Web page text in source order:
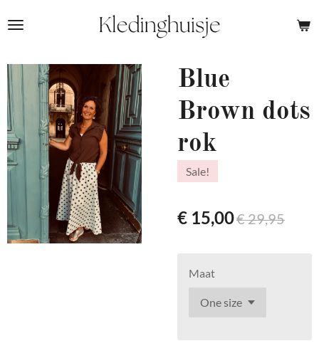
direct
de
hoofdinhoud
Blue
Brown dots
rok
Sale!
€ 15,00€ 29,95
Maat